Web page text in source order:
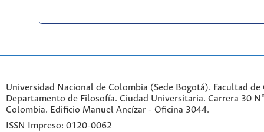
Universidad Nacional de Colombia (Sede Bogotá). Facultad de
Departamento de Filosofía. Ciudad Universitaria. Carrera 30
Colombia. Edificio Manuel Ancízar - Oficina 3044.
ISSN Impreso: 0120-0062